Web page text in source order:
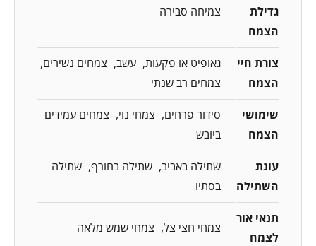
גדילת
הצמח
צמיחה סבירה
צורת חיי
הצמח
גאופיט או פקעות עשב
צמחים נשירים
צמחים רב שנתי
שימושי
הצמח
סידור פרחים צמחי נוי
צמחים עמידים
ביובש
עונת
השתילה
שתילה באביב שתילה בחורף שתילה
בסתיו
תנאי אור
לצמח
צמחי חצי צל צמחי שמש מלאה